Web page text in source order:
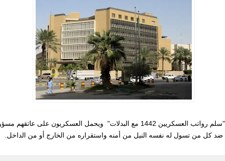
وتفاصيل سلم الرواتب الجديد للعسكريين مع البدلات "سلم رواتب العسكريين 1442 مع
ضد كل من تسول له نفسه النيل من أمنه واستقراره من الخارج أو من الداخل.